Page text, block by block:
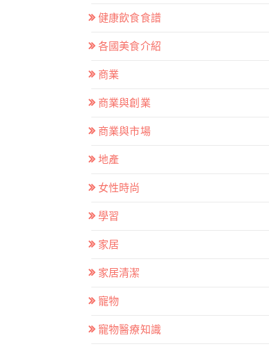
健康飲食食譜
各國美食介紹
商業
商業與創業
商業與市場
地產
女性時尚
學習
家居
家居清潔
寵物
寵物醫療知識